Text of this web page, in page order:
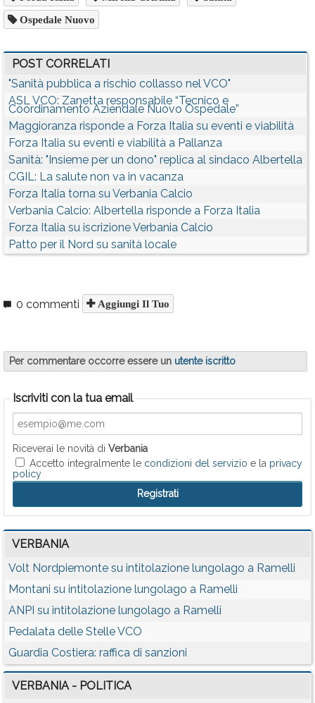
Ospedale Nuovo
POST CORRELATI
"Sanità pubblica a rischio collasso nel VCO"
ASL VCO: Zanetta responsabile “Tecnico e
Coordinamento Aziendale Nuovo Ospedale”
Maggioranza risponde a Forza Italia su eventi e viabilità
Forza Italia su eventi e viabilità a Pallanza
Sanità: "Insieme per un dono" replica al sindaco Albertella
CGIL: La salute non va in vacanza
Forza Italia torna su Verbania Calcio
Verbania Calcio: Albertella risponde a Forza Italia
Forza Italia su iscrizione Verbania Calcio
Patto per il Nord su sanità locale
0 commenti Aggiungi Il Tuo
Per commentare occorre essere un utente iscritto
Iscriviti con la tua email
Riceverai le novità di Verbania
Accetto integralmente le condizioni del servizio e la privacy
policy
VERBANIA
Volt Nordpiemonte su intitolazione lungolago a Ramelli
Montani su intitolazione lungolago a Ramelli
ANPI su intitolazione lungolago a Ramelli
Pedalata delle Stelle VCO
Guardia Costiera: raffica di sanzioni
VERBANIA - POLITICA